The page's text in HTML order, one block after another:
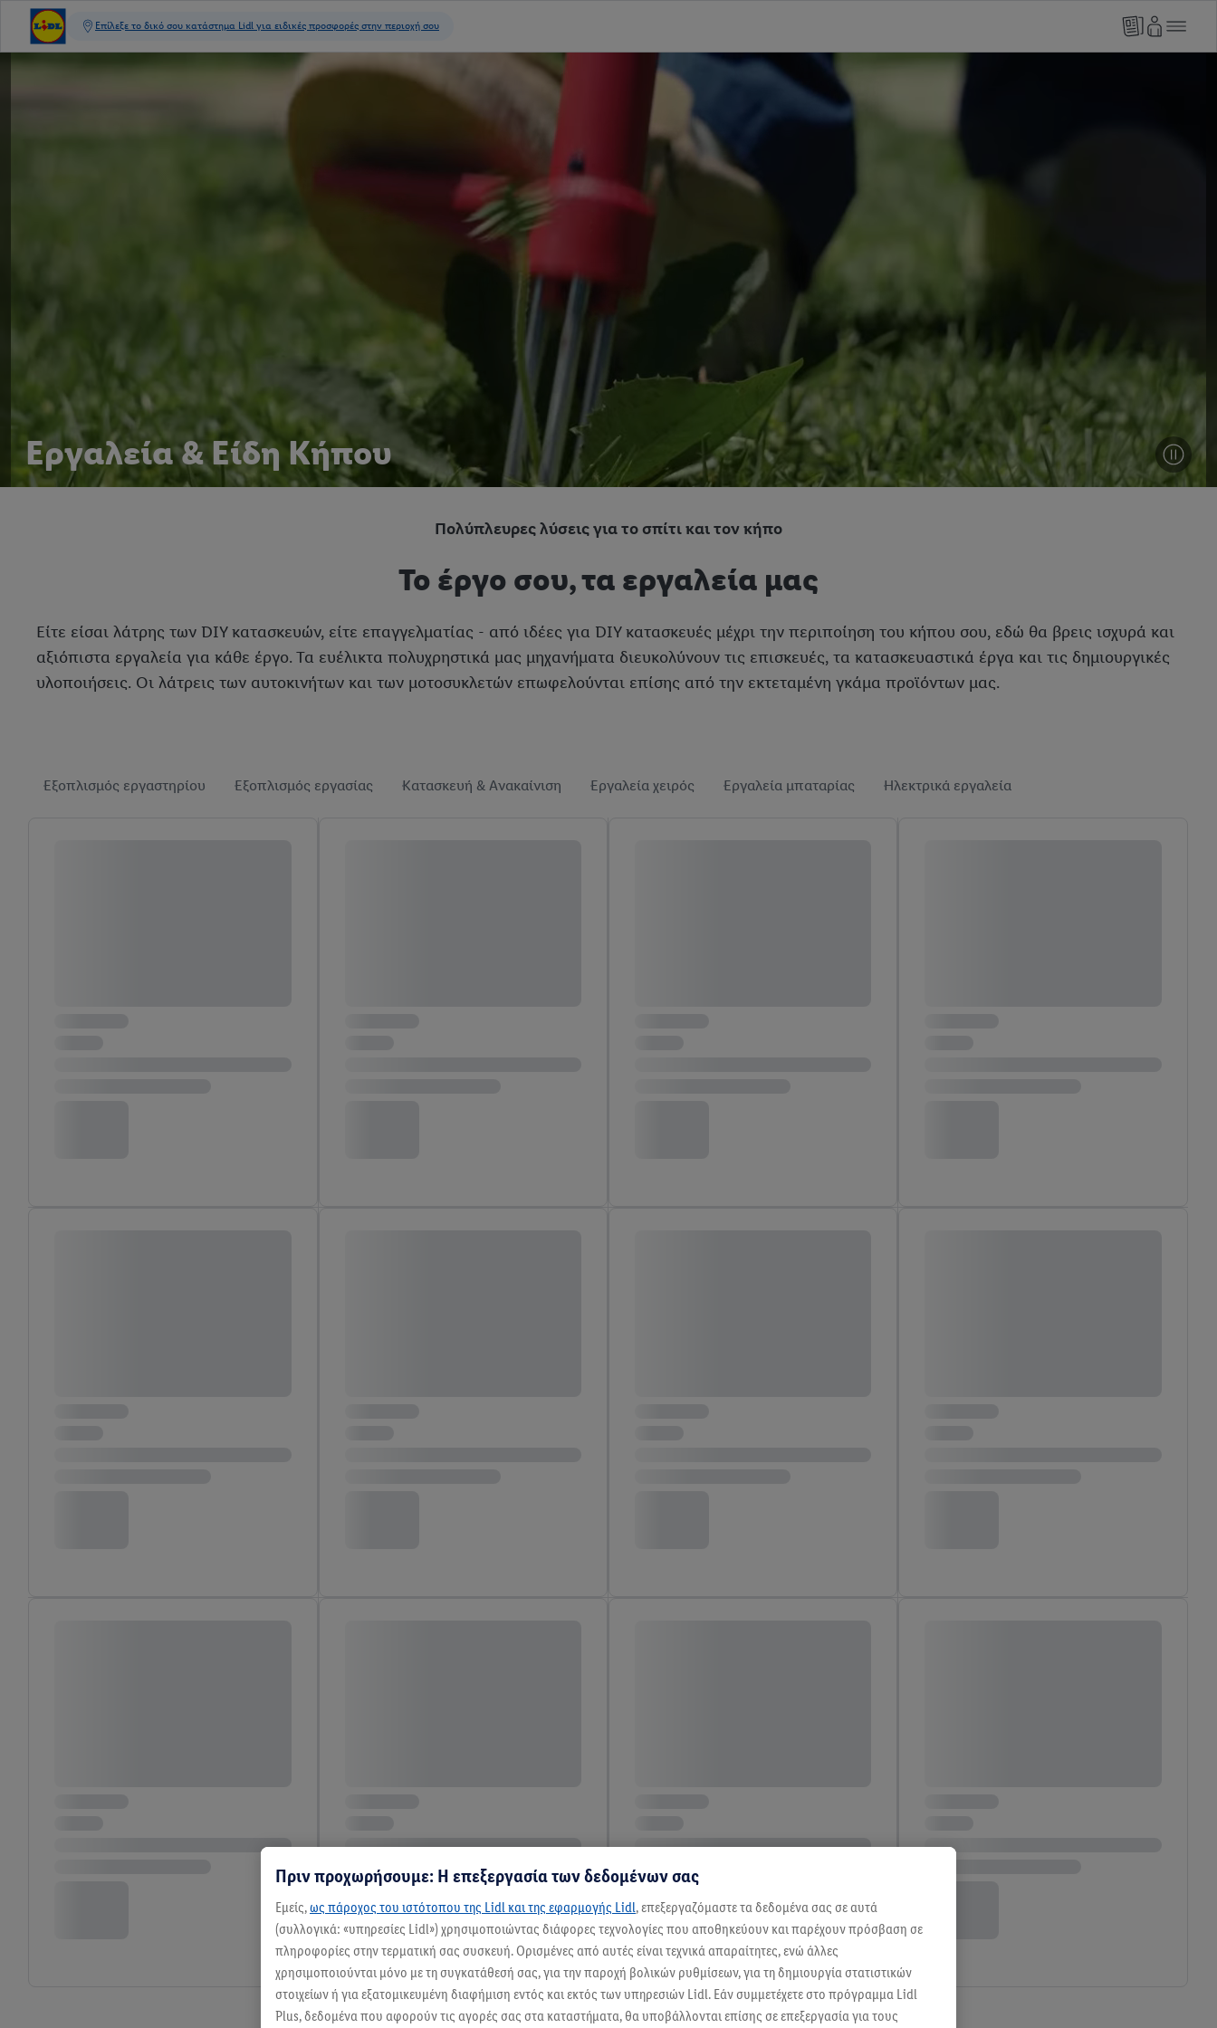
Εργαλεία & Είδη Κήπου
Πολύπλευρες λύσεις για το σπίτι και τον κήπο
Το έργο σου, τα εργαλεία μας
Είτε είσαι λάτρης των DIY κατασκευών, είτε επαγγελματίας - από ιδέες για DIY κατασκευές μέχρι την περιποίηση του κήπου σου, εδώ θα βρεις ισχυρά και
αξιόπιστα εργαλεία για κάθε έργο. Τα ευέλικτα πολυχρηστικά μας μηχανήματα διευκολύνουν τις επισκευές, τα κατασκευαστικά έργα και τις δημιουργικές
υλοποιήσεις. Οι λάτρεις των αυτοκινήτων και των μοτοσυκλετών επωφελούνται επίσης από την εκτεταμένη γκάμα προϊόντων μας.
Εξοπλισμός εργαστηρίου Εξοπλισμός εργασίας Κατασκευή & Ανακαίνιση Εργαλεία χειρός Εργαλεία μπαταρίας Ηλεκτρικά εργαλεία
12 / 24
Πριν προχωρήσουμε: Η επεξεργασία των δεδομένων σας
Εμείς,ως πάροχος του ιστότοπου της Lidl και της εφαρμογής Lidl, επεξεργαζόμαστε τα δεδομένα σας σε αυτά
(συλλογικά: «υπηρεσίες Lidl») χρησιμοποιώντας διάφορες τεχνολογίες που αποθηκεύουν και παρέχουν πρόσβαση σε
πληροφορίες στην τερματική σας συσκευή. Ορισμένες από αυτές είναι τεχνικά απαραίτητες, ενώ άλλες
χρησιμοποιούνται μόνο με τη συγκατάθεσή σας, για την παροχή βολικών ρυθμίσεων, για τη δημιουργία στατιστικών
στοιχείων ή για εξατομικευμένη διαφήμιση εντός και εκτός των υπηρεσιών Lidl. Εάν συμμετέχετε στο πρόγραμμα Lidl
Plus, δεδομένα που αφορούν τις αγορές σας στα καταστήματα, θα υποβάλλονται επίσης σε επεξεργασία για τους